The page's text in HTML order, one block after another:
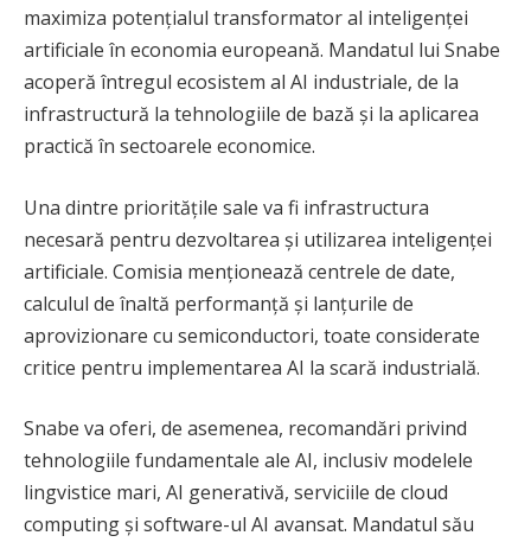
maximiza potențialul transformator al inteligenței
artificiale în economia europeană. Mandatul lui Snabe
acoperă întregul ecosistem al AI industriale, de la
infrastructură la tehnologiile de bază și la aplicarea
practică în sectoarele economice.
Una dintre prioritățile sale va fi infrastructura
necesară pentru dezvoltarea și utilizarea inteligenței
artificiale. Comisia menționează centrele de date,
calculul de înaltă performanță și lanțurile de
aprovizionare cu semiconductori, toate considerate
critice pentru implementarea AI la scară industrială.
Snabe va oferi, de asemenea, recomandări privind
tehnologiile fundamentale ale AI, inclusiv modelele
lingvistice mari, AI generativă, serviciile de cloud
computing și software-ul AI avansat. Mandatul său